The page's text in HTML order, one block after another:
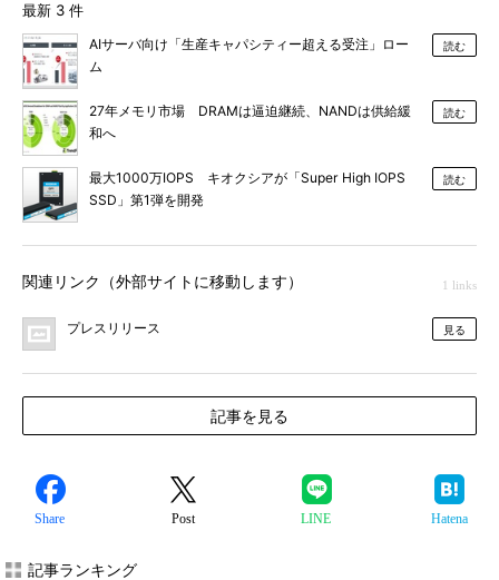
最新 3 件
AIサーバ向け「生産キャパシティー超える受注」ロー
ム
読む
27年メモリ市場 DRAMは逼迫継続、NANDは供給緩
和へ
読む
最大1000万IOPS キオクシアが「Super High IOPS
SSD」第1弾を開発
読む
関連リンク（外部サイトに移動します） 1 links
プレスリリース 見る
記事を見る
Share Post LINE Hatena
記事ランキング